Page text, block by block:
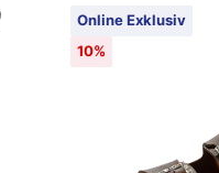
Online Exklusiv
10%